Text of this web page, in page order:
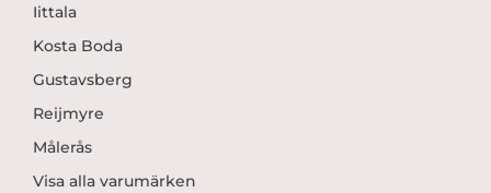
Iittala
Kosta Boda
Gustavsberg
Reijmyre
Målerås
Visa alla varumärken